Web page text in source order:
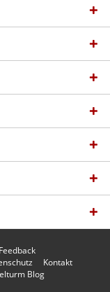
Feedback
Kontakt
Blog